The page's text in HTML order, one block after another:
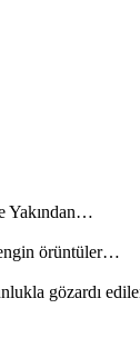
Yakından…
örüntüler…
gözardı